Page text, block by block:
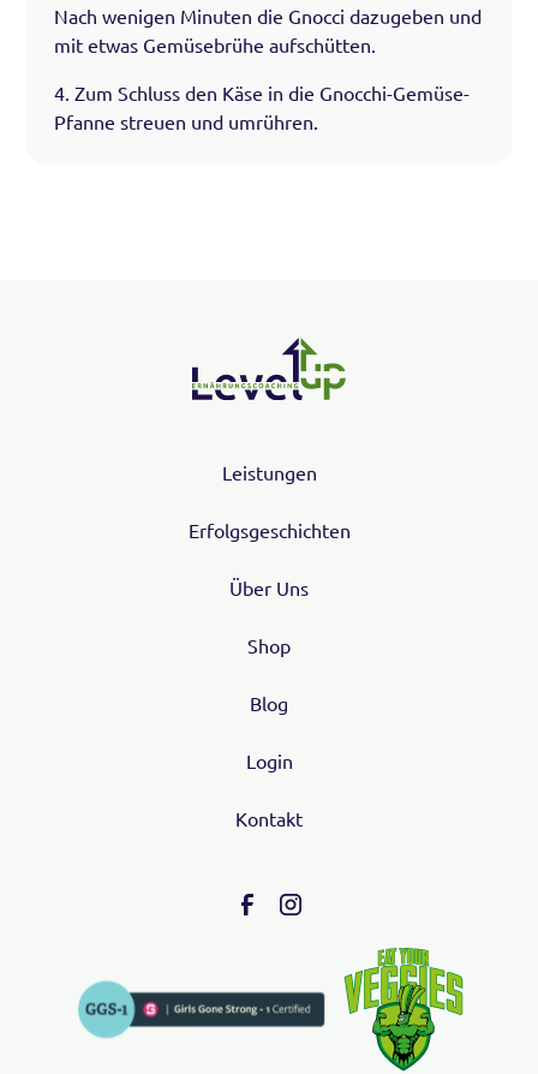
Nach wenigen Minuten die Gnocci dazugeben und
mit etwas Gemüsebrühe aufschütten.
4. Zum Schluss den Käse in die Gnocchi-Gemüse-
Pfanne streuen und umrühren.
Leistungen
Erfolgsgeschichten
Über Uns
Shop
Blog
Login
Kontakt